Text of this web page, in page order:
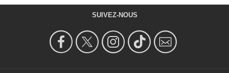
SUIVEZ-NOUS